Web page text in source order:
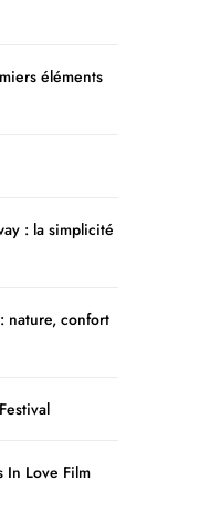
éléments
: la simplicité
nature, confort
In Love Film